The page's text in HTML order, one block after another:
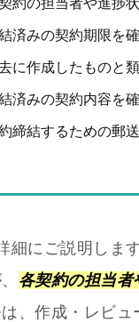
済みの契約期限を
に作成したものと
済みの契約内容を
締結するための郵
細にご説明します
各契約の担当
、作成・レビュ